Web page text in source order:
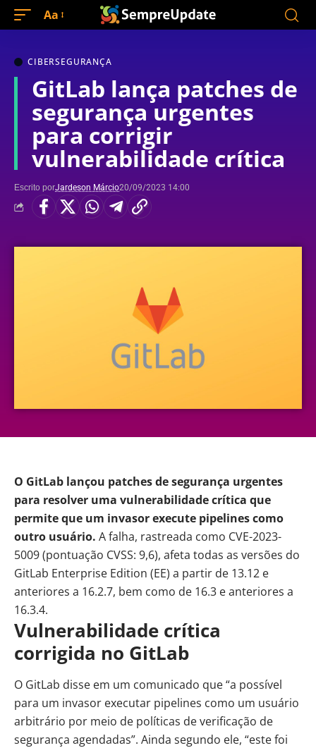
Aa
CIBERSEGURANÇA
GitLab lança patches de
segurança urgentes
para corrigir
vulnerabilidade crítica
Escrito porJardeson Márcio20/09/2023 14:00
O GitLab lançou patches de segurança urgentes
para resolver uma vulnerabilidade crítica que
permite que um invasor execute pipelines como
outro usuário. A falha, rastreada como CVE-2023-
5009 (pontuação CVSS: 9,6), afeta todas as versões do
GitLab Enterprise Edition (EE) a partir de 13.12 e
anteriores a 16.2.7, bem como de 16.3 e anteriores a
16.3.4.
Vulnerabilidade crítica
corrigida no GitLab
O GitLab disse em um comunicado que “a possível
para um invasor executar pipelines como um usuário
arbitrário por meio de políticas de verificação de
segurança agendadas”. Ainda segundo ele, “este foi